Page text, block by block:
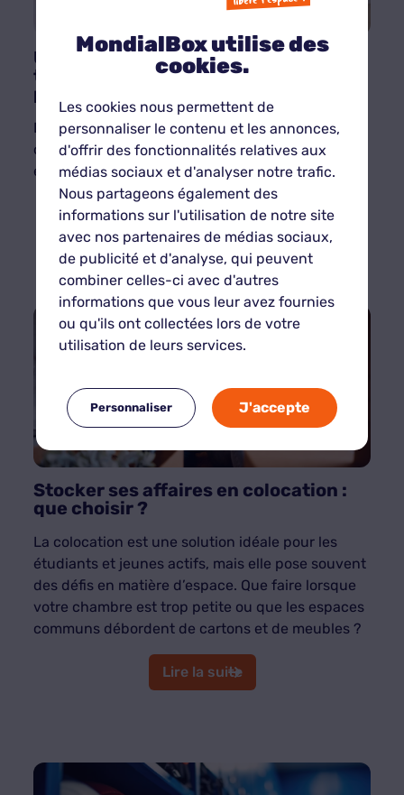
Utiliser un box de stockage pour des
travaux de rénovation : une solution
pratique et sécurisée
Les travaux de rénovation, qu’ils soient mineurs
ou majeurs, transforment souvent votre maison
en chantier.
Lire la suite
Stocker ses affaires en colocation :
que choisir ?
La colocation est une solution idéale pour les
étudiants et jeunes actifs, mais elle pose souvent
des défis en matière d’espace. Que faire lorsque
votre chambre est trop petite ou que les espaces
communs débordent de cartons et de meubles ?
Lire la suite
MondialBox utilise des
cookies.
Les cookies nous permettent de
personnaliser le contenu et les annonces,
d'offrir des fonctionnalités relatives aux
médias sociaux et d'analyser notre trafic.
Nous partageons également des
informations sur l'utilisation de notre site
avec nos partenaires de médias sociaux,
de publicité et d'analyse, qui peuvent
combiner celles-ci avec d'autres
informations que vous leur avez fournies
ou qu'ils ont collectées lors de votre
utilisation de leurs services.
Personnaliser J'accepte